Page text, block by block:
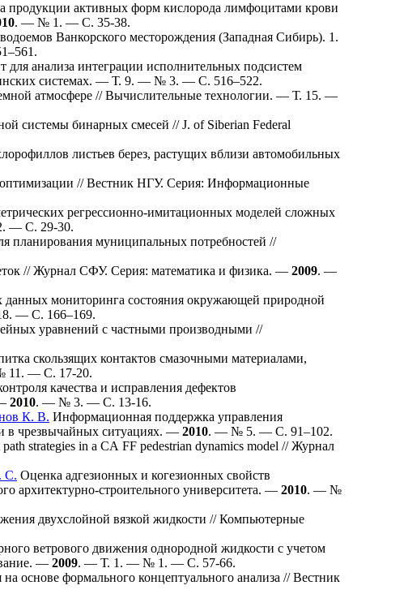
продукции активных форм кислорода лимфоцитами крови
. — № 1. — С. 35-38.
Ванкорского месторождения (Западная Сибирь). 1.
.
для анализа интеграции исполнительных подсистем
системах. — Т. 9. — № 3. — С. 516–522.
атмосфере // Вычислительные технологии. — Т. 15. —
системы бинарных смесей // J. of Siberian Federal
листьев берез, растущих вблизи автомобильных
// Вестник НГУ. Серия: Информационные
регрессионно-имитационныx моделей сложных
— С. 29-30.
планирования муниципальных потребностей //
// Журнал СФУ. Серия: математика и физика. — 2009. —
мониторинга состояния окружающей природной
— С. 166–169.
уравнений с частными производными //
скользящих контактов смазочными материалами,
— С. 17-20.
качества и исправления дефектов
2010. — № 3. — С. 13-16.
К. В. Информационная поддержка управления
в чрезвычайных ситуациях. — 2010. — № 5. — С. 91–102.
path strategies in a CA FF pedestrian dynamics model // Журнал
С. Оценка адгезионных и когезионных свойств
архитектурно-строительного университета. — 2010. — №
двухслойной вязкой жидкости // Компьютерные
ветрового движения однородной жидкости с учетом
— 2009. — Т. 1. — № 1. — С. 57-66.
основе формального концептуального анализа // Вестник